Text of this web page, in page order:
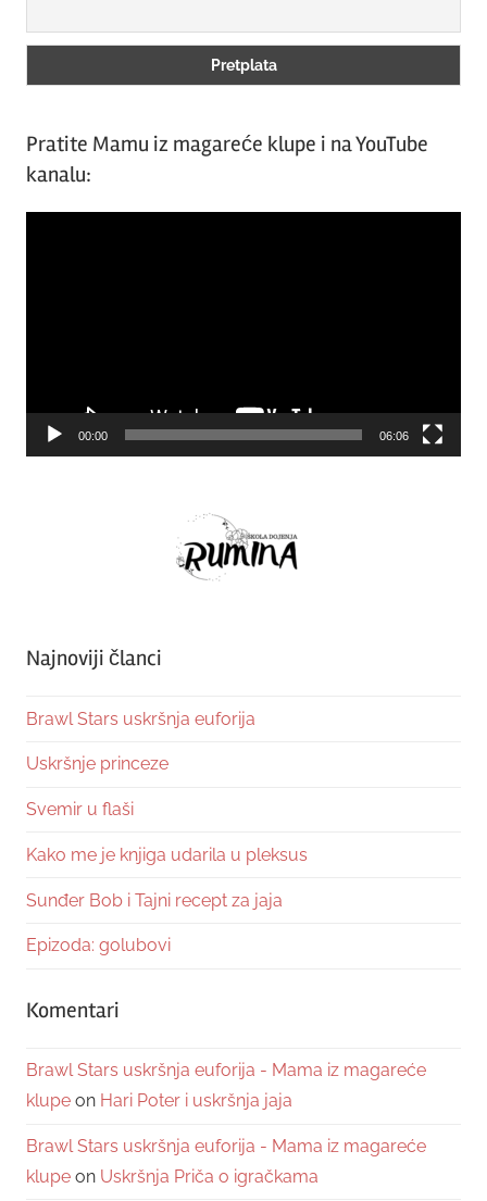
Pratite Mamu iz magareće klupe i na YouTube
kanalu:
00:00 06:06
Najnoviji članci
Brawl Stars uskršnja euforija
Uskršnje princeze
Svemir u flaši
Kako me je knjiga udarila u pleksus
Sunđer Bob i Tajni recept za jaja
Epizoda: golubovi
Komentari
Brawl Stars uskršnja euforija - Mama iz magareće
klupe on Hari Poter i uskršnja jaja
Brawl Stars uskršnja euforija - Mama iz magareće
klupe on Uskršnja Priča o igračkama